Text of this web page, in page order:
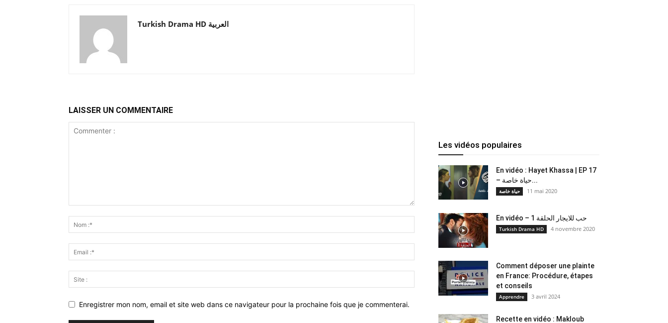
Turkish Drama HD العربية
LAISSER UN COMMENTAIRE
Enregistrer mon nom, email et site web dans ce navigateur pour la prochaine fois que je commenterai.
Les vidéos populaires
En vidéo : Hayet Khassa | EP 17
– حياة خاصة...
حياة خاصة 11 mai 2020
En vidéo – حب للايجار الحلقة 1
Turkish Drama HD 4 novembre 2020
Comment déposer une plainte
en France: Procédure, étapes
et conseils
Apprendre 3 avril 2024
Recette en vidéo : Makloub